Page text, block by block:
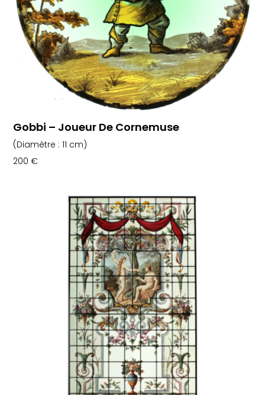
Gobbi – Joueur De Cornemuse
(Diamètre : 11 cm)
200€